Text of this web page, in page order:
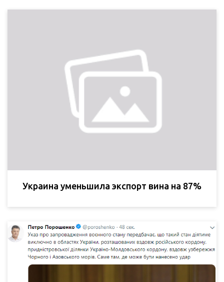
Украина уменьшила экспорт вина на 87%